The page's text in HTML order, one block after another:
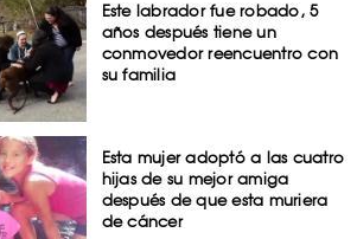
Este labrador fue robado, 5
años después tiene un
conmovedor reencuentro con
su familia
Esta mujer adoptó a las cuatro
hijas de su mejor amiga
después de que esta muriera
de cáncer